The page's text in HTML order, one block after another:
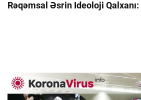
Rəqəmsal Əsrin Ideoloji Qalxanı: